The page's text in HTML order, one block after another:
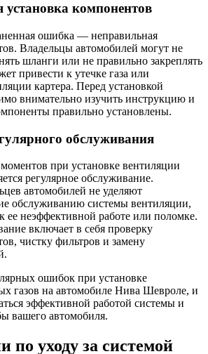
компонентов
ошибка — неправильная
Владельцы автомобилей могут не
шланги или не правильно закреплять
привести к утечке газа или
картера. Перед установкой
внимательно изучить инструкцию и
правильно установлены.
обслуживания
при установке вентиляции
регулярное обслуживание.
автомобилей не уделяют
обслуживанию системы вентиляции,
ее неэффективной работе или поломке.
включает в себя проверку
чистку фильтров и замену
ошибок при установке
газов на автомобиле Нива Шевроле, и
эффективной работой системы и
вашего автомобиля.
по уходу за системой